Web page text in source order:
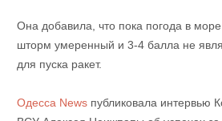
Она добавила, что пока погода в
шторм умеренный и 3-4 балла не
для пуска ракет.
Одесса Newsпубликовала интервью